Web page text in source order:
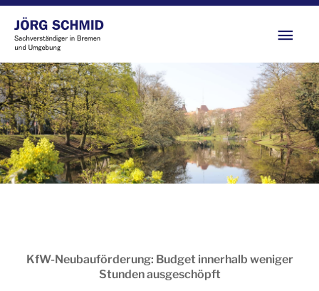
Zum
Inhalt
springen
KfW-Neubauförderung: Budget innerhalb weniger
Stunden ausgeschöpft